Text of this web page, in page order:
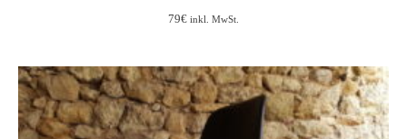
79€ inkl. MwSt.